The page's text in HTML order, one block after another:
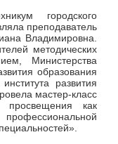
городского
преподаватель
Владимировна.
методических
Министерства
образования
развития
мастер-класс
как